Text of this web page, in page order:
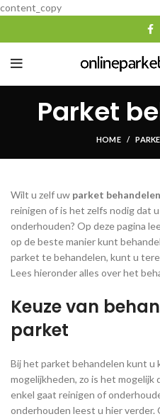
content_copy
Parket
HOME
Wilt u zelf uw parket behandelen
reinigen of is het zelfs nodig dat
onderhouden? Op deze pagina
op de beste manier kunt
parket te behandelen, kunt u
Lees hieronder alles over het
Keuze van
parket
Bij het parket behandelen kunt u
mogelijkheden, zo is het
enkel gaat reinigen of
onderhouden leest u hier verder.